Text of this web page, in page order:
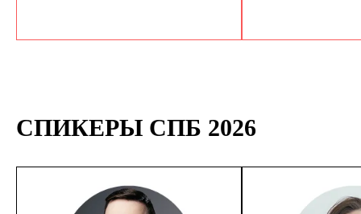
СПИКЕРЫ СПБ 2026